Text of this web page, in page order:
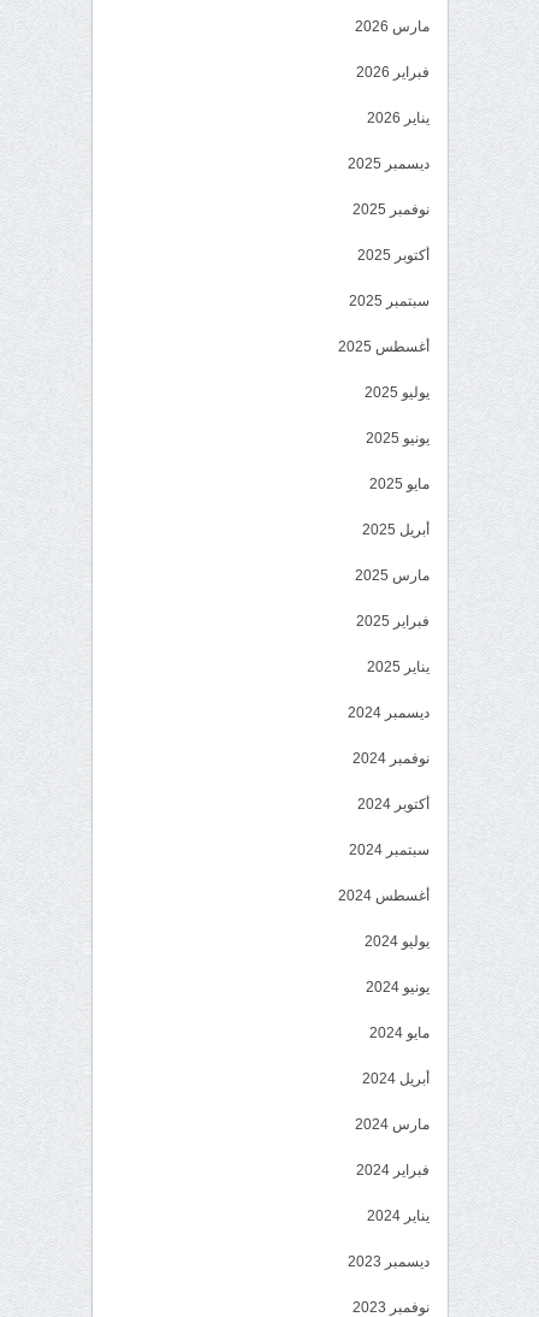
مارس 2026
فبراير 2026
يناير 2026
ديسمبر 2025
نوفمبر 2025
أكتوبر 2025
سبتمبر 2025
أغسطس 2025
يوليو 2025
يونيو 2025
مايو 2025
أبريل 2025
مارس 2025
فبراير 2025
يناير 2025
ديسمبر 2024
نوفمبر 2024
أكتوبر 2024
سبتمبر 2024
أغسطس 2024
يوليو 2024
يونيو 2024
مايو 2024
أبريل 2024
مارس 2024
فبراير 2024
يناير 2024
ديسمبر 2023
نوفمبر 2023